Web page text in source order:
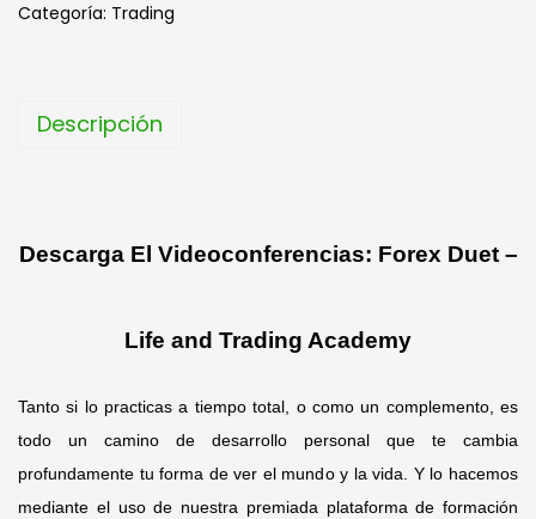
e
Categoría: Trading
Descripción
Descarga El Videoconferencias: Forex Duet –
Life and Trading Academy
Tanto si lo practicas a tiempo total, o como un complemento, es
todo un camino de desarrollo personal que te cambia
profundamente tu forma de ver el mundo y la vida. Y lo hacemos
mediante el uso de nuestra premiada plataforma de formación